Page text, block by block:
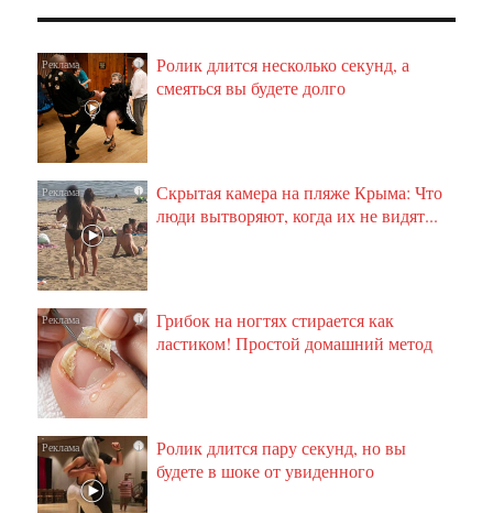
i
Ролик длится несколько секунд, а
смеяться вы будете долго
i
Скрытая камера на пляже Крыма: Что
люди вытворяют, когда их не видят...
i
Грибок на ногтях стирается как
ластиком! Простой домашний метод
i
Ролик длится пару секунд, но вы
будете в шоке от увиденного